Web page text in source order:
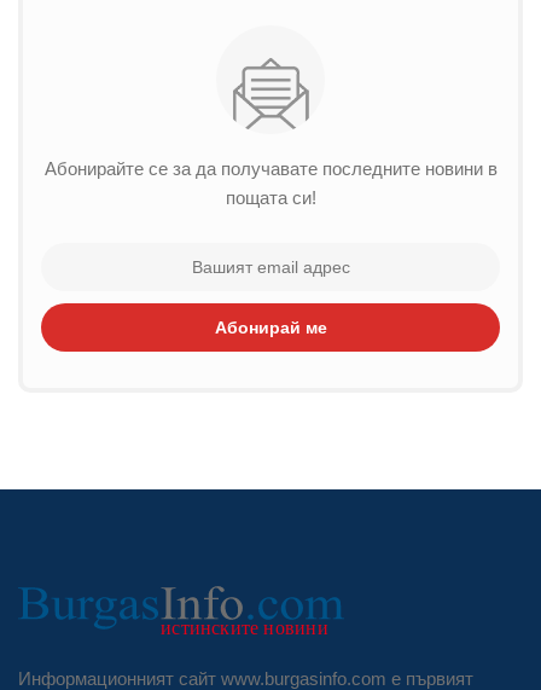
Абонирайте се за да получавате последните новини в
пощата си!
Абонирай ме
Информационният сайт www.burgasinfo.com е първият